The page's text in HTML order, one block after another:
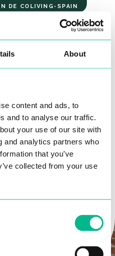
About
content and ads, to
and to analyse our traffic.
your use of our site with
and analytics partners who
that you’ve
collected from your use
DE COLIVING-SPAIN
processus de réservation,
engagement à ce stade.
de 2 minutes.
pour poursuivre le processus
vous intéresse ?
intéresse ?
Malasaña